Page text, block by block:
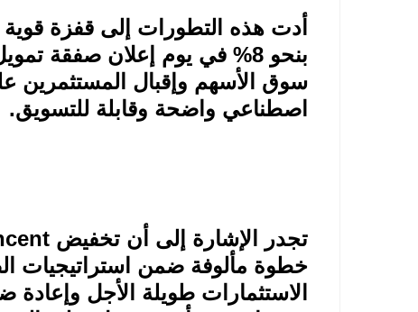
أدت هذه التطورات إلى قفزة
بنحو 8% في يوم إعلان صفقة تمويل
سوق الأسهم وإقبال
اصطناعي واضحة وقابلة للتسويق.
تجدر الإشارة إلى أن تخفيض
خطوة مألوفة ضمن استراتيجيات
الاستثمارات طويلة الأجل